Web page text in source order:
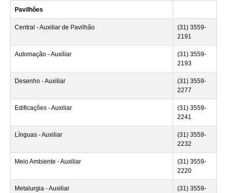
Pavilhões
Central - Auxiliar de Pavilhão
(31) 3559-
2191
Automação - Auxiliar
(31) 3559-
2193
Desenho - Auxiliar
(31) 3559-
2277
Edificações - Auxiliar
(31) 3559-
2241
Línguas - Auxiliar
(31) 3559-
2232
Meio Ambiente - Auxiliar
(31) 3559-
2220
Metalurgia - Auxiliar
(31) 3559-